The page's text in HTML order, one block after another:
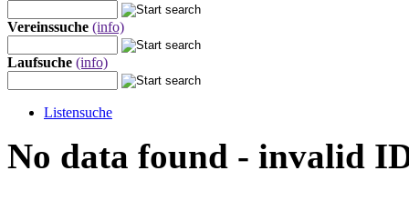
Vereinssuche (info)
Laufsuche (info)
Listensuche
No data found - invalid